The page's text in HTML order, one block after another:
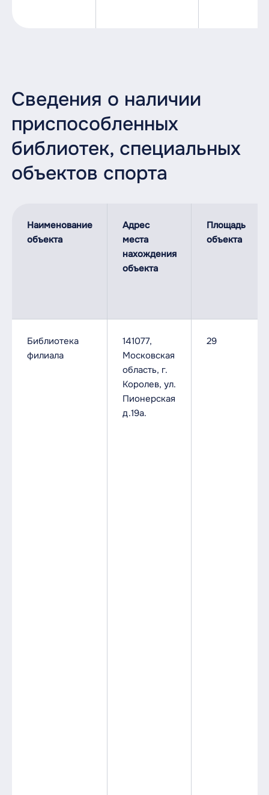
Сведения о наличии
приспособленных
библиотек, специальных
объектов спорта
Наименование
объекта
Адрес
места
нахождения
объекта
Площадь
объекта
Библиотека
филиала
141077,
Московская
область, г.
Королев, ул.
Пионерская
д.19а.
29